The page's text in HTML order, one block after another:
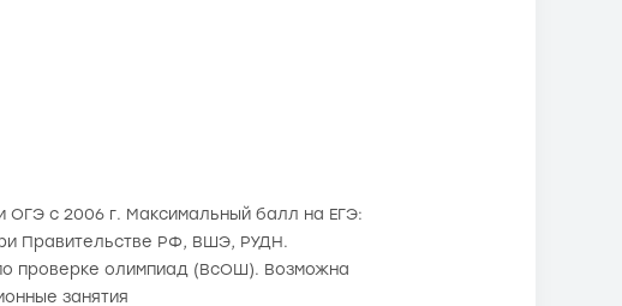
ОГЭ с 2006 г. Максимальный балл на ЕГЭ:
Правительстве РФ, ВШЭ, РУДН.
проверке олимпиад (ВсОШ). Возможна
занятия